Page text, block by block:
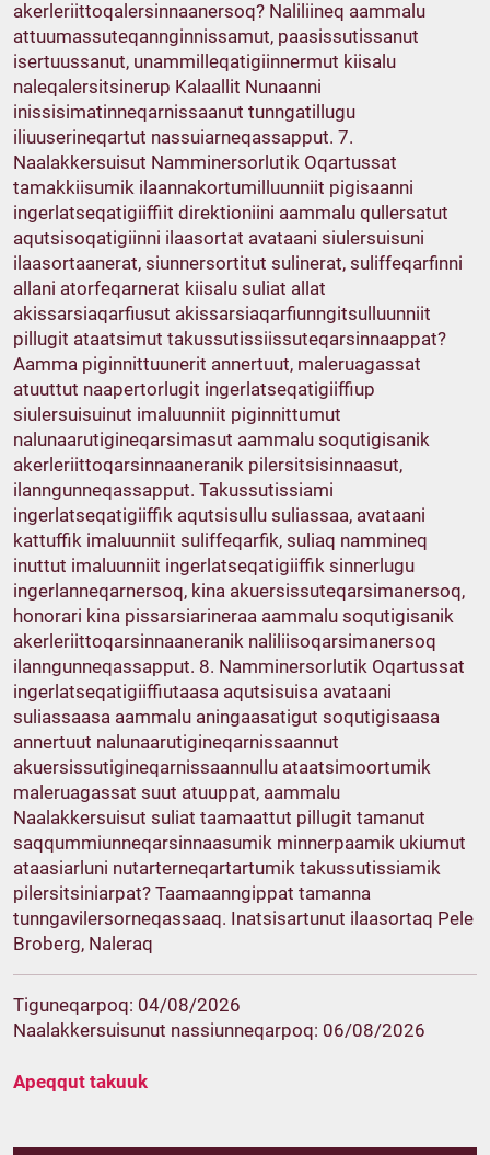
akerleriittoqalersinnaanersoq? Naliliineq aammalu
attuumassuteqannginnissamut, paasissutissanut
isertuussanut, unammilleqatigiinnermut kiisalu
naleqalersitsinerup Kalaallit Nunaanni
inissisimatinneqarnissaanut tunngatillugu
iliuuserineqartut nassuiarneqassapput. 7.
Naalakkersuisut Namminersorlutik Oqartussat
tamakkiisumik ilaannakortumilluunniit pigisaanni
ingerlatseqatigiiffiit direktioniini aammalu qullersatut
aqutsisoqatigiinni ilaasortat avataani siulersuisuni
ilaasortaanerat, siunnersortitut sulinerat, suliffeqarfinni
allani atorfeqarnerat kiisalu suliat allat
akissarsiaqarfiusut akissarsiaqarfiunngitsulluunniit
pillugit ataatsimut takussutissiissuteqarsinnaappat?
Aamma piginnittuunerit annertuut, maleruagassat
atuuttut naapertorlugit ingerlatseqatigiiffiup
siulersuisuinut imaluunniit piginnittumut
nalunaarutigineqarsimasut aammalu soqutigisanik
akerleriittoqarsinnaaneranik pilersitsisinnaasut,
ilanngunneqassapput. Takussutissiami
ingerlatseqatigiiffik aqutsisullu suliassaa, avataani
kattuffik imaluunniit suliffeqarfik, suliaq nammineq
inuttut imaluunniit ingerlatseqatigiiffik sinnerlugu
ingerlanneqarnersoq, kina akuersissuteqarsimanersoq,
honorari kina pissarsiarineraa aammalu soqutigisanik
akerleriittoqarsinnaaneranik naliliisoqarsimanersoq
ilanngunneqassapput. 8. Namminersorlutik Oqartussat
ingerlatseqatigiiffiutaasa aqutsisuisa avataani
suliassaasa aammalu aningaasatigut soqutigisaasa
annertuut nalunaarutigineqarnissaannut
akuersissutigineqarnissaannullu ataatsimoortumik
maleruagassat suut atuuppat, aammalu
Naalakkersuisut suliat taamaattut pillugit tamanut
saqqummiunneqarsinnaasumik minnerpaamik ukiumut
ataasiarluni nutarterneqartartumik takussutissiamik
pilersitsiniarpat? Taamaanngippat tamanna
tunngavilersorneqassaaq. Inatsisartunut ilaasortaq Pele
Broberg, Naleraq
Tiguneqarpoq: 04/08/2026
Naalakkersuisunut nassiunneqarpoq: 06/08/2026
Apeqqut takuuk